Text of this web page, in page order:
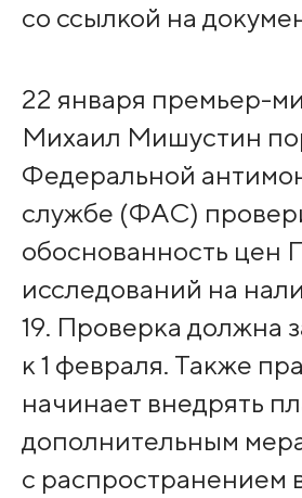
со ссылкой на
22 января премьер-
Михаил Мишустин
Федеральной
службе (ФАС)
обоснованность цен
исследований на
19. Проверка должна
к 1 февраля. Также
начинает внедрять
дополнительным
с распространением